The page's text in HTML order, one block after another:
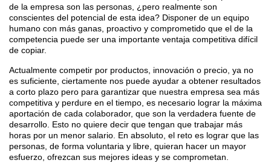
de la empresa son las personas, ¿pero realmente son
conscientes del potencial de esta idea? Disponer de un equipo
humano con más ganas, proactivo y comprometido que el de la
competencia puede ser una importante ventaja competitiva difícil
de copiar.
Actualmente competir por productos, innovación o precio, ya no
es suficiente, ciertamente nos puede ayudar a obtener resultados
a corto plazo pero para garantizar que nuestra empresa sea más
competitiva y perdure en el tiempo, es necesario lograr la máxima
aportación de cada colaborador, que son la verdadera fuente de
desarrollo. Esto no quiere decir que tengan que trabajar más
horas por un menor salario. En absoluto, el reto es lograr que las
personas, de forma voluntaria y libre, quieran hacer un mayor
esfuerzo, ofrezcan sus mejores ideas y se comprometan.